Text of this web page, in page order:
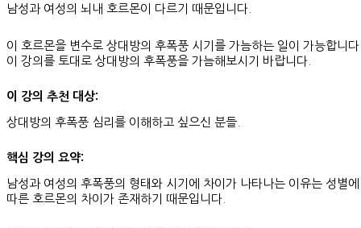
남성과 여성의 뇌내 호르몬이 다르기 때문입니다.
이 호르몬을 변수로 상대방의 후폭풍 시기를 가늠하는 일이 가능합니
이 강의를 토대로 상대방의 후폭풍을 가늠해보시기 바랍니다.
이 강의 추천 대상:
상대방의 후폭풍 심리를 이해하고 싶으신 분들.
핵심 강의 요약:
남성과 여성의 후폭풍의 형태와 시기에 차이가 나타나는 이유는 성별에
따른 호르몬의 차이가 존재하기 때문입니다.